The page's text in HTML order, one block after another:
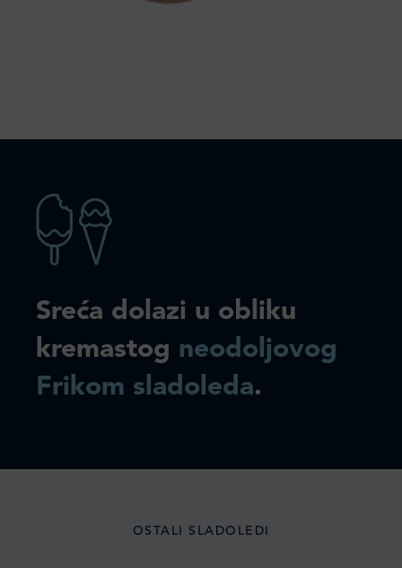
Sreća dolazi u obliku
kremastog neodoljovog
Frikom sladoleda.
OSTALI SLADOLEDI